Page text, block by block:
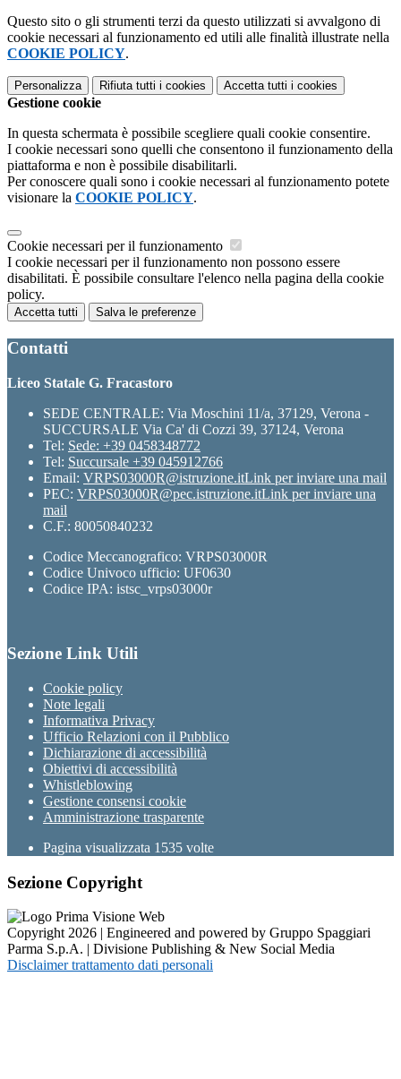
Questo sito o gli strumenti terzi da questo utilizzati si avvalgono di
cookie necessari al funzionamento ed utili alle finalità illustrate nella
COOKIE POLICY.
Personalizza Rifiuta tutti i cookies Accetta tutti i cookies
Gestione cookie
In questa schermata è possibile scegliere quali cookie consentire.
I cookie necessari sono quelli che consentono il funzionamento della
piattaforma e non è possibile disabilitarli.
Per conoscere quali sono i cookie necessari al funzionamento potete
visionare la COOKIE POLICY.
Cookie necessari per il funzionamento
I cookie necessari per il funzionamento non possono essere
disabilitati. È possibile consultare l'elenco nella pagina della cookie
policy.
Accetta tutti Salva le preferenze
Contatti
Liceo Statale G. Fracastoro
SEDE CENTRALE: Via Moschini 11/a, 37129, Verona -
SUCCURSALE Via Ca' di Cozzi 39, 37124, Verona
Tel: Sede: +39 0458348772
Tel: Succursale +39 045912766
Email: VRPS03000R@istruzione.itLink per inviare una mail
PEC: VRPS03000R@pec.istruzione.itLink per inviare una
mail
C.F.: 80050840232
Codice Meccanografico: VRPS03000R
Codice Univoco ufficio: UF0630
Codice IPA: istsc_vrps03000r
Sezione Link Utili
Cookie policy
Note legali
Informativa Privacy
Ufficio Relazioni con il Pubblico
Dichiarazione di accessibilità
Obiettivi di accessibilità
Whistleblowing
Gestione consensi cookie
Amministrazione trasparente
Pagina visualizzata 1535 volte
Sezione Copyright
Copyright 2026 | Engineered and powered by Gruppo Spaggiari
Parma S.p.A. | Divisione Publishing & New Social Media
Disclaimer trattamento dati personali